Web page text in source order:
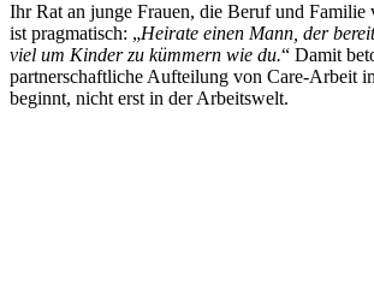
Ihr Rat an junge Frauen, die Beruf und Familie
ist pragmatisch: „Heirate einen Mann, der
viel um Kinder zu kümmern wie du.“ Damit
partnerschaftliche Aufteilung von Care-Arbeit
beginnt, nicht erst in der Arbeitswelt.